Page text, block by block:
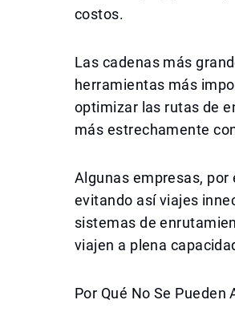
costos.
Las cadenas más
herramientas más
optimizar las rutas de
más estrechamente
Algunas empresas, por
evitando así viajes
sistemas de
viajen a plena
Por Qué No Se